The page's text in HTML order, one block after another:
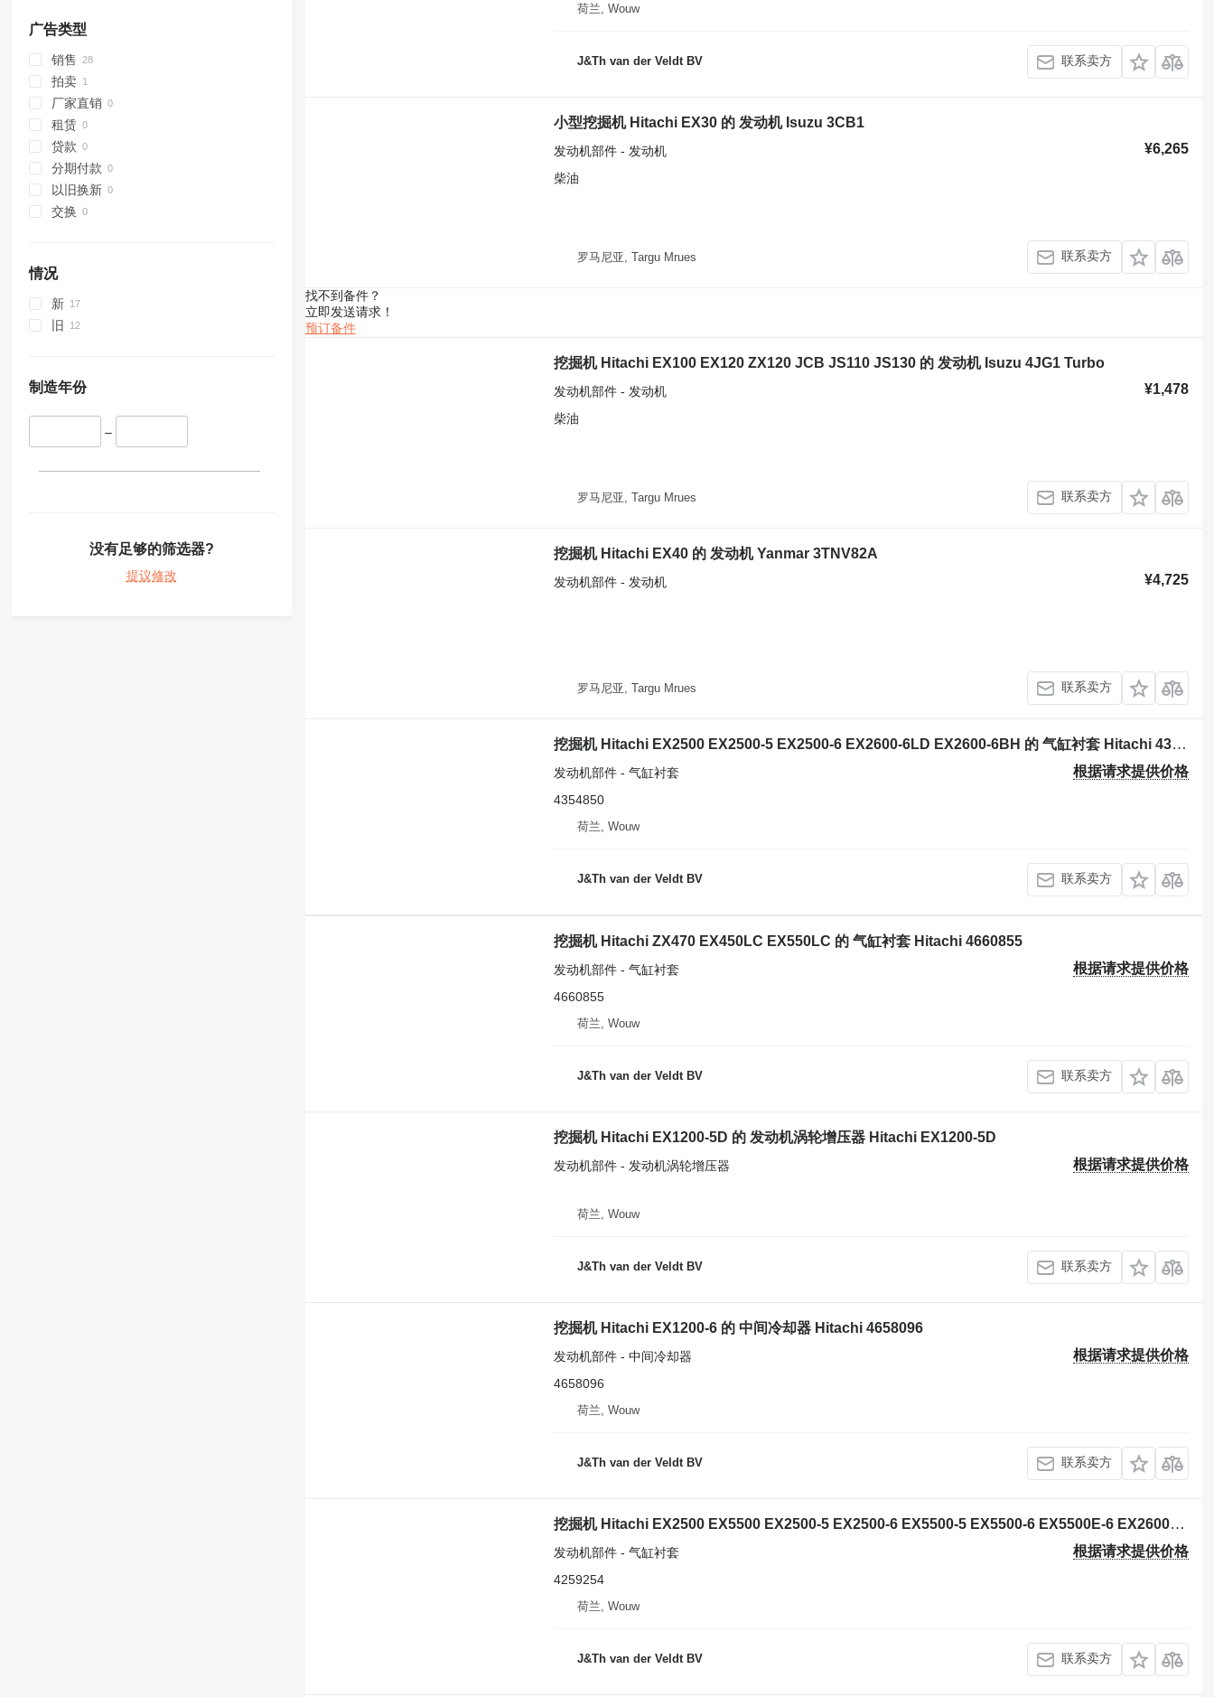
336
345
349
350
365
374
375
390
416
426
428
434
438
972
广告类型
销售
拍卖
厂家直销
租赁
贷款
分期付款
以旧换新
交换
情况
新
旧
制造年份
–
没有足够的筛选器?
提议修改
荷兰, Wouw
J&Th van der Veldt BV 联系卖方
小型挖掘机 Hitachi EX30 的 发动机 Isuzu 3CB1
¥6,265
发动机部件 - 发动机
柴油
罗马尼亚, Targu Mrues 联系卖方
找不到备件？
立即发送请求！
预订备件
挖掘机 Hitachi EX100 EX120 ZX120 JCB JS110 JS130 的 发动机 Isuzu 4JG1 Turbo
¥1,478
发动机部件 - 发动机
柴油
罗马尼亚, Targu Mrues 联系卖方
挖掘机 Hitachi EX40 的 发动机 Yanmar 3TNV82A
¥4,725
发动机部件 - 发动机
罗马尼亚, Targu Mrues 联系卖方
挖掘机 Hitachi EX2500 EX2500-5 EX2500-6 EX2600-6LD EX2600-6BH 的 气缸衬套 Hitachi 4354850
根据请求提供价格
发动机部件 - 气缸衬套
4354850
荷兰, Wouw
J&Th van der Veldt BV 联系卖方
挖掘机 Hitachi ZX470 EX450LC EX550LC 的 气缸衬套 Hitachi 4660855
根据请求提供价格
发动机部件 - 气缸衬套
4660855
荷兰, Wouw
J&Th van der Veldt BV 联系卖方
挖掘机 Hitachi EX1200-5D 的 发动机涡轮增压器 Hitachi EX1200-5D
根据请求提供价格
发动机部件 - 发动机涡轮增压器
荷兰, Wouw
J&Th van der Veldt BV 联系卖方
挖掘机 Hitachi EX1200-6 的 中间冷却器 Hitachi 4658096
根据请求提供价格
发动机部件 - 中间冷却器
4658096
荷兰, Wouw
J&Th van der Veldt BV 联系卖方
挖掘机 Hitachi EX2500 EX5500 EX2500-5 EX2500-6 EX5500-5 EX5500-6 EX5500E-6 EX2600-6BH EX5600-6BH 的 气缸衬套 Hitachi 4259254
根据请求提供价格
发动机部件 - 气缸衬套
4259254
荷兰, Wouw
J&Th van der Veldt BV 联系卖方